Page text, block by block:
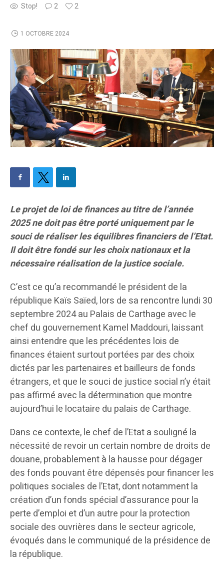
Stop! 2 2
1 OCTOBRE 2024
Le projet de loi de finances au titre de l’année
2025 ne doit pas être porté uniquement par le
souci de réaliser les équilibres financiers de l’Etat.
Il doit être fondé sur les choix nationaux et la
nécessaire réalisation de la justice sociale.
C’est ce qu’a recommandé le président de la
république Kaïs Saïed, lors de sa rencontre lundi 30
septembre 2024 au Palais de Carthage avec le
chef du gouvernement Kamel Maddouri, laissant
ainsi entendre que les précédentes lois de
finances étaient surtout portées par des choix
dictés par les partenaires et bailleurs de fonds
étrangers, et que le souci de justice social n’y était
pas affirmé avec la détermination que montre
aujourd’hui le locataire du palais de Carthage.
Dans ce contexte, le chef de l’Etat a souligné la
nécessité de revoir un certain nombre de droits de
douane, probablement à la hausse pour dégager
des fonds pouvant être dépensés pour financer les
politiques sociales de l’Etat, dont notamment la
création d’un fonds spécial d’assurance pour la
perte d’emploi et d’un autre pour la protection
sociale des ouvrières dans le secteur agricole,
évoqués dans le communiqué de la présidence de
la république.